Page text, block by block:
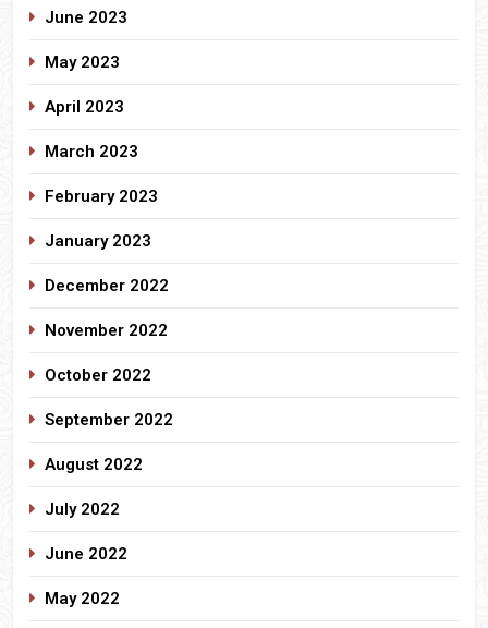
June 2023
May 2023
April 2023
March 2023
February 2023
January 2023
December 2022
November 2022
October 2022
September 2022
August 2022
July 2022
June 2022
May 2022